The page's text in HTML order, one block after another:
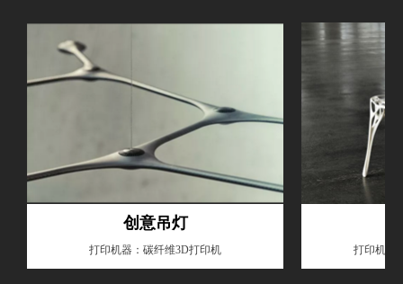
创意吊灯
打印机器：碳纤维3D打印机 打印机器